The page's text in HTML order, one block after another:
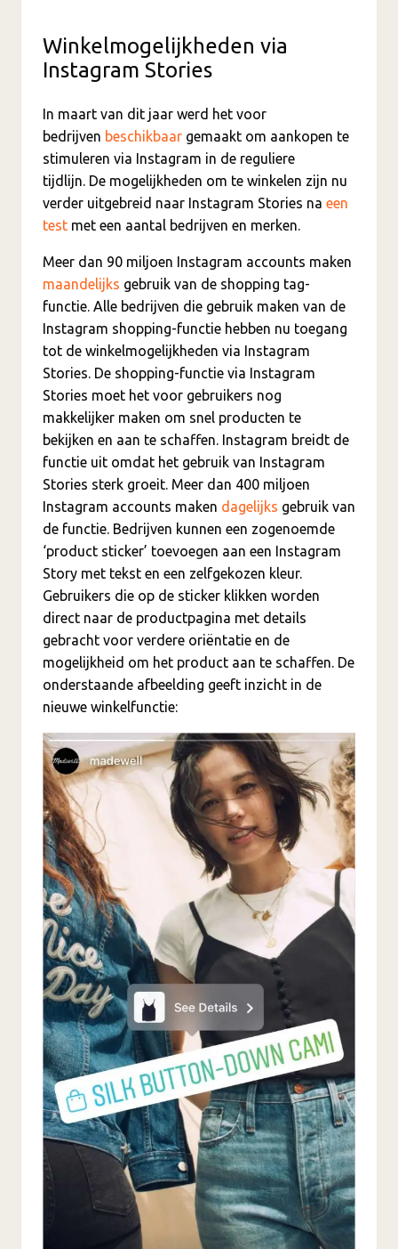
Winkelmogelijkheden via
Instagram Stories
In maart van dit jaar werd het voor
bedrijven beschikbaar gemaakt om aankopen te
stimuleren via Instagram in de reguliere
tijdlijn. De mogelijkheden om te winkelen zijn nu
verder uitgebreid naar Instagram Stories na een
test met een aantal bedrijven en merken.
Meer dan 90 miljoen Instagram accounts maken
maandelijks gebruik van de shopping tag-
functie. Alle bedrijven die gebruik maken van de
Instagram shopping-functie hebben nu toegang
tot de winkelmogelijkheden via Instagram
Stories. De shopping-functie via Instagram
Stories moet het voor gebruikers nog
makkelijker maken om snel producten te
bekijken en aan te schaffen. Instagram breidt de
functie uit omdat het gebruik van Instagram
Stories sterk groeit. Meer dan 400 miljoen
Instagram accounts maken dagelijks gebruik van
de functie. Bedrijven kunnen een zogenoemde
‘product sticker’ toevoegen aan een Instagram
Story met tekst en een zelfgekozen kleur.
Gebruikers die op de sticker klikken worden
direct naar de productpagina met details
gebracht voor verdere oriëntatie en de
mogelijkheid om het product aan te schaffen. De
onderstaande afbeelding geeft inzicht in de
nieuwe winkelfunctie: